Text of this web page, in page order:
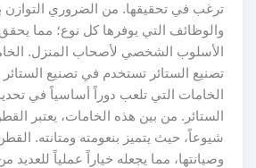
ترغب في تحقيقها. من الضروري التوازن بين
والوظائف التي يوفرها كل نوع؛ مما يحقق
الأسلوب الشخصي لأصحاب المنزل.
تصنيع الستائر تستخدم في تصنيع الستائر
الخامات التي تلعب دوراً أساسياً في تحديد
الستائر. من بين هذه الخامات، يعتبر القطن
شيوعاً، حيث يتميز بنعومته ومتانته. القطن
وصيانتها، مما يجعله خياراً عملياً للعديد